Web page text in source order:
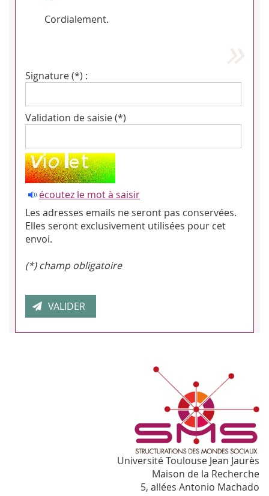
Cordialement.
Signature (*) :
Validation de saisie (*)
écoutez le mot à saisir
Les adresses emails ne seront pas conservées.
Elles seront exclusivement utilisées pour cet
envoi.
(*) champ obligatoire
Université Toulouse Jean Jaurès
Maison de la Recherche
5, allées Antonio Machado